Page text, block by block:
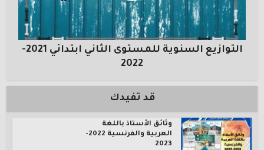
التوازيع السنوية للمستوى الثاني ابتدائي 2021-
2022
قد تفيدك
وثائق الأستاذ باللغة
العربية والفرنسية 2022-
2023